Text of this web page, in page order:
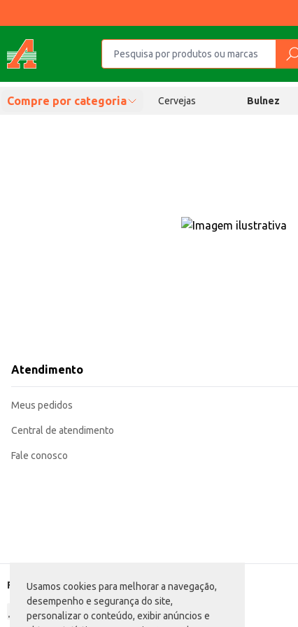
Usamos cookies para melhorar a navegação,
desempenho e segurança do site,
personalizar o conteúdo, exibir anúncios e
Compre por categoria Cervejas Bulnez
Atendimento
Meus pedidos
Central de atendimento
Fale conosco
Formas de pagamento